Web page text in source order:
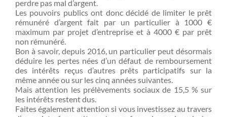
perdre pas mal d’argent.
Les pouvoirs publics ont donc décidé de limiter le prêt
rémunéré d’argent fait par un particulier à 1000 €
maximum par projet d’entreprise et à 4000 € par prêt
non rémunéré.
Bon à savoir, depuis 2016, un particulier peut désormais
déduire les pertes nées d’un défaut de remboursement
des intérêts reçus d’autres prêts participatifs sur la
même année ou sur les cinq années suivantes.
Mais attention les prélèvements sociaux de 15,5 % sur
les intérêts restent dus.
Faites également attention si vous investissez au travers